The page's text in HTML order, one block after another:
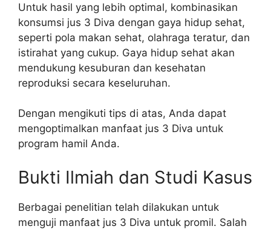
Untuk hasil yang lebih optimal, kombinasikan
konsumsi jus 3 Diva dengan gaya hidup sehat,
seperti pola makan sehat, olahraga teratur, dan
istirahat yang cukup. Gaya hidup sehat akan
mendukung kesuburan dan kesehatan
reproduksi secara keseluruhan.
Dengan mengikuti tips di atas, Anda dapat
mengoptimalkan manfaat jus 3 Diva untuk
program hamil Anda.
Bukti Ilmiah dan Studi Kasus
Berbagai penelitian telah dilakukan untuk
menguji manfaat jus 3 Diva untuk promil. Salah